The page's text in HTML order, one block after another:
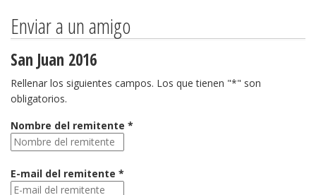
Enviar a un amigo
San Juan 2016
Rellenar los siguientes campos. Los que tienen "*" son
obligatorios.
Nombre del remitente *
E-mail del remitente *